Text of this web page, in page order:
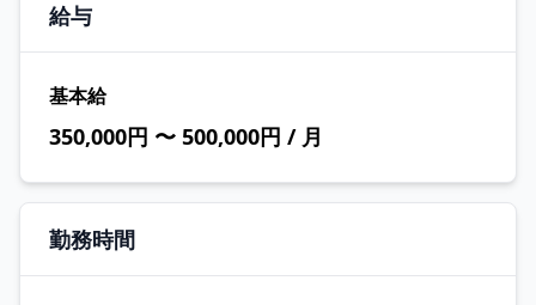
給与
基本給
350,000円 〜 500,000円 / 月
勤務時間